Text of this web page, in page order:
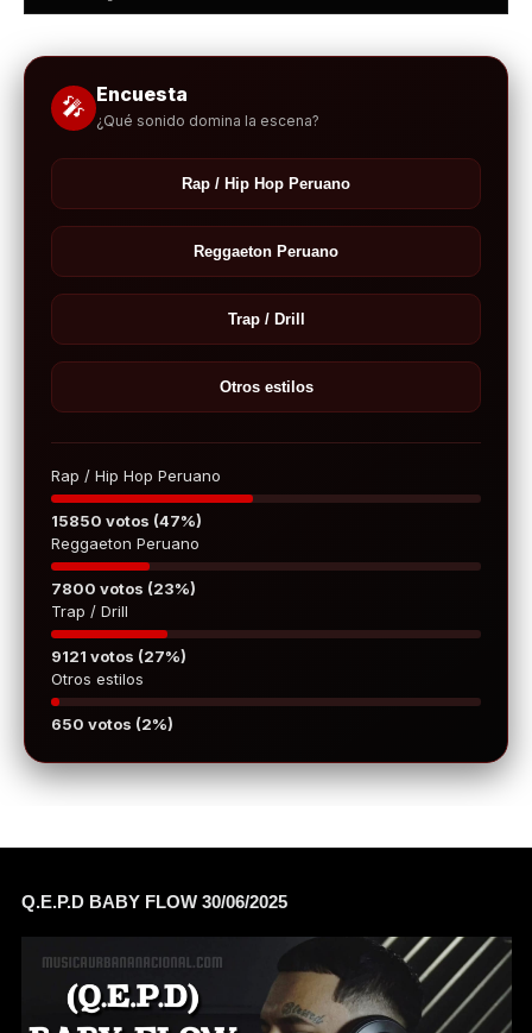
🎤 Encuesta
¿Qué sonido domina la escena?
Rap / Hip Hop Peruano
Reggaeton Peruano
Trap / Drill
Otros estilos
Rap / Hip Hop Peruano
15850 votos (47%)
Reggaeton Peruano
7800 votos (23%)
Trap / Drill
9121 votos (27%)
Otros estilos
650 votos (2%)
Q.E.P.D BABY FLOW 30/06/2025